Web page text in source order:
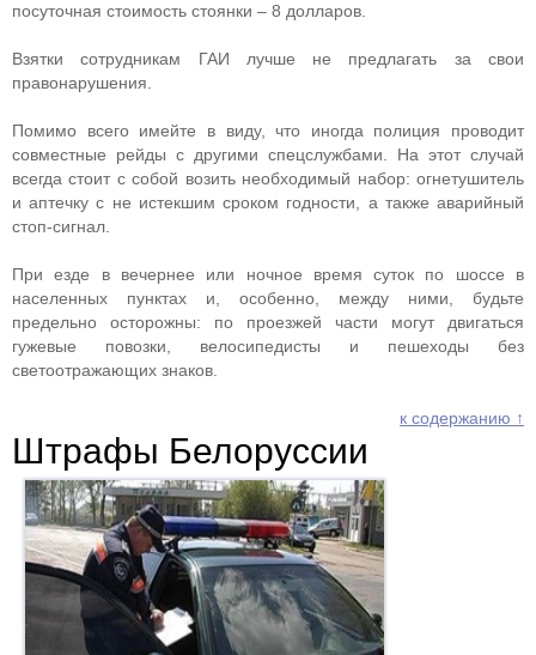
посуточная стоимость стоянки – 8 долларов.
Взятки сотрудникам ГАИ лучше не предлагать за свои
правонарушения.
Помимо всего имейте в виду, что иногда полиция проводит
совместные рейды с другими спецслужбами. На этот случай
всегда стоит с собой возить необходимый набор: огнетушитель
и аптечку с не истекшим сроком годности, а также аварийный
стоп-сигнал.
При езде в вечернее или ночное время суток по шоссе в
населенных пунктах и, особенно, между ними, будьте
предельно осторожны: по проезжей части могут двигаться
гужевые повозки, велосипедисты и пешеходы без
светоотражающих знаков.
к содержанию ↑
Штрафы Белоруссии